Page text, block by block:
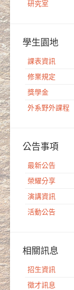
研究室
學生園地
課表資訊
修業規定
獎學金
外系野外課程
公告事項
最新公告
榮耀分享
演講資訊
活動公告
相關訊息
招生資訊
徵才訊息